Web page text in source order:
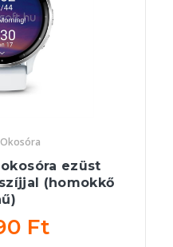
okosóra ezüst
(homokkő
Ft